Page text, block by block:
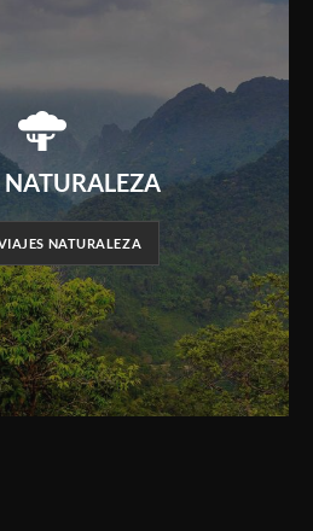
NATURALEZA
NATURALEZA